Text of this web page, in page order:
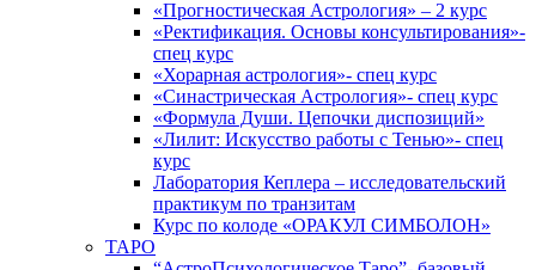
«Прогностическая Астрология» – 2 курс
«Ректификация. Основы консультирования»-
спец курс
«Хорарная астрология»- спец курс
«Синастрическая Астрология»- спец курс
«Формула Души. Цепочки диспозиций»
«Лилит: Искусство работы с Тенью»- спец
курс
Лаборатория Кеплера – исследовательский
практикум по транзитам
Курс по колоде «ОРАКУЛ СИМБОЛОН»
ТАРО